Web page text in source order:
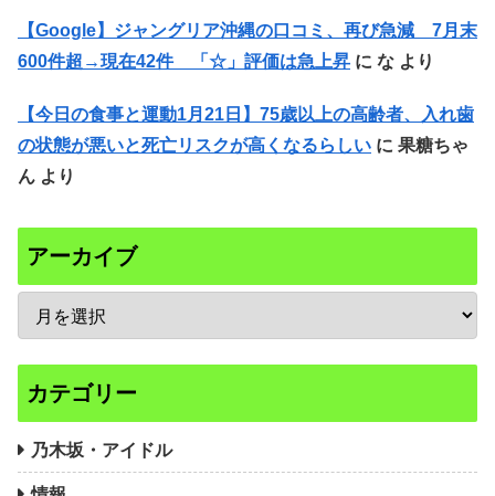
【Google】ジャングリア沖縄の口コミ、再び急減 7月末
600件超→現在42件 「☆」評価は急上昇 に な より
【今日の食事と運動1月21日】75歳以上の高齢者、入れ歯
の状態が悪いと死亡リスクが高くなるらしい に 果糖ちゃ
ん より
アーカイブ
カテゴリー
乃木坂・アイドル